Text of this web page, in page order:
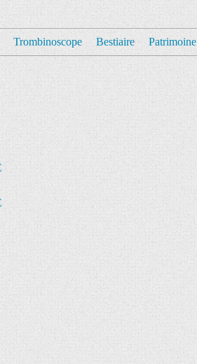
Trombinoscope Bestiaire Patrimoine